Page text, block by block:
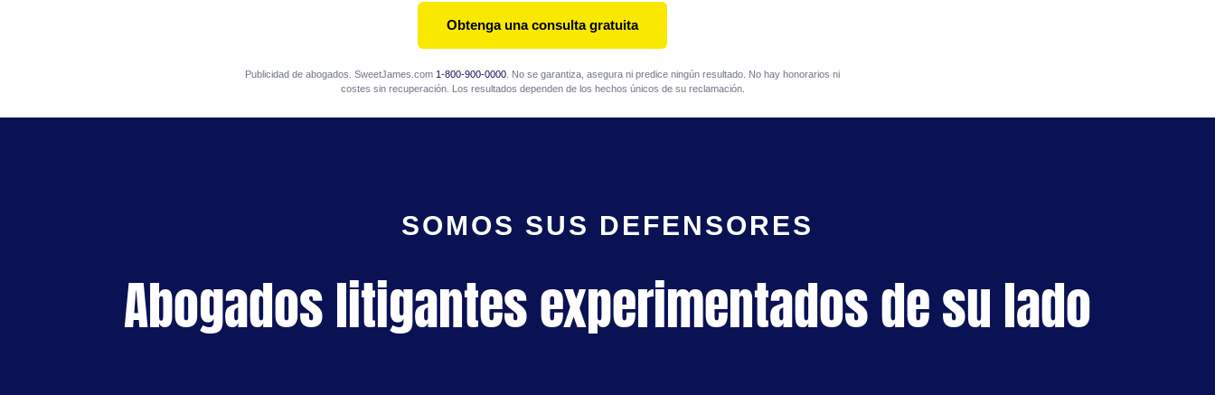
Obtenga una consulta gratuita
Publicidad de abogados. SweetJames.com 1-800-900-0000 . No se garantiza, asegura ni predice ningún resultado. No hay honorarios ni
costes sin recuperación. Los resultados dependen de los hechos únicos de su reclamación.
SOMOS SUS DEFENSORES
Abogados litigantes experimentados de su lado